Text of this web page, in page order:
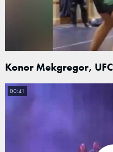
Konor Mekgregor, UFC
00:41